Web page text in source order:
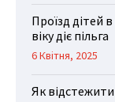
Проїзд дітей
віку діє пільга
6 Квітня, 2025
Як відстежити